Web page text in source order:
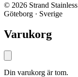
© 2026 Strand
Göteborg · Sverige
Varukorg
Din varukorg är tom.